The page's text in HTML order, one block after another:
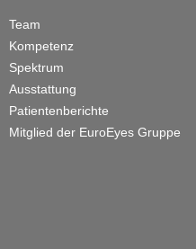
Ablauf der Behandlung
Behandlungskosten /
Broschüren
FAQ
Team
Kompetenz
Spektrum
Ausstattung
Patientenberichte
Mitglied der EuroEyes Gruppe